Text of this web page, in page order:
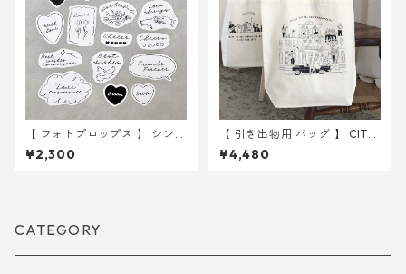
【 フォトプロップス 】 シンプ
ル 15種類入り ｜ 結婚式 ウェ
ディング
¥2,300
【 引き出物用 バッグ 】 CITY
10枚 ｜ 結婚式 トートバッ
グ
¥4,480
CATEGORY